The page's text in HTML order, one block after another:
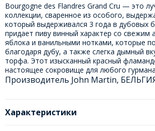
Bourgogne des Flandres Grand Cru — это
коллекции, сваренное из особого,
который выдерживался 3 года в дубовых
придает пиву винный характер со свежим
яблока и ванильными нотками, которые
благодаря дубу, а также слегка дымный
торфа. Этот изысканный красный
настоящее сокровище для любого
Производитель John Martin,
Характеристики